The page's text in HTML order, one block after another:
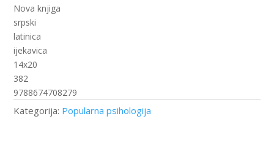
život
(nk)
količina
Nova knjiga
srpski
latinica
ijekavica
14x20
382
9788674708279
Kategorija: Popularna psihologija